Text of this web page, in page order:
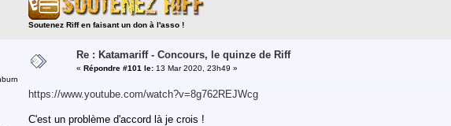
Soutenez Riff en faisant un don à l'asso !
Re : Katamariff - Concours, le quinze de Riff
« Répondre #101 le: 13 Mar 2020, 23h49 »
https://www.youtube.com/watch?v=8g762REJWcg
C'est un problème d'accord là je crois !